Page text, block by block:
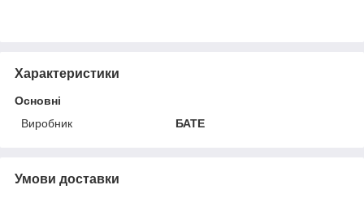
Характеристики
Основні
Виробник
БАТЕ
Умови доставки